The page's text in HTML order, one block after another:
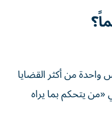
واحدة من أكثر القضايا
«من يتحكم بما يراه